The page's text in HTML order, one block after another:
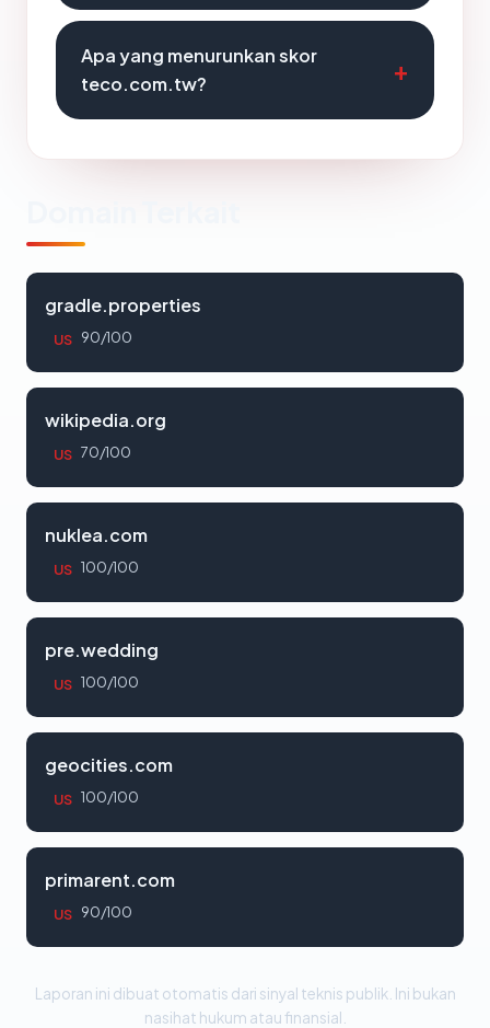
Apa yang menurunkan skor
teco.com.tw?
gradle.properties
US 90/100
wikipedia.org
US 70/100
nuklea.com
US 100/100
pre.wedding
US 100/100
geocities.com
US 100/100
primarent.com
US 90/100
Laporan ini dibuat otomatis dari sinyal teknis publik. Ini bukan
nasihat hukum atau finansial.